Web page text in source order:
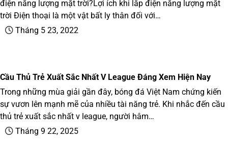
điện năng lượng mặt trời?Lợi ích khi lắp điện năng lượng mặt
trời Điện thoại là một vật bất ly thân đối với…
Tháng 5 23, 2022
Cầu Thủ Trẻ Xuất Sắc Nhất V League Đáng Xem Hiện Nay
Trong những mùa giải gần đây, bóng đá Việt Nam chứng kiến
sự vươn lên mạnh mẽ của nhiều tài năng trẻ. Khi nhắc đến cầu
thủ trẻ xuất sắc nhất v league, người hâm…
Tháng 9 22, 2025